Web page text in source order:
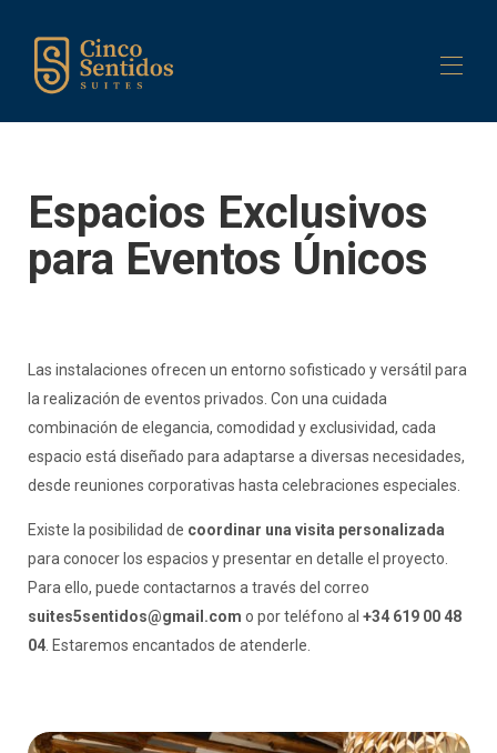
Suites ▾
Servicios
Contáctenos
Espacios Exclusivos
para Eventos Únicos
Las instalaciones ofrecen un entorno sofisticado y versátil para
la realización de eventos privados. Con una cuidada
combinación de elegancia, comodidad y exclusividad, cada
espacio está diseñado para adaptarse a diversas necesidades,
desde reuniones corporativas hasta celebraciones especiales.
Existe la posibilidad de coordinar una visita personalizada
para conocer los espacios y presentar en detalle el proyecto.
Para ello, puede contactarnos a través del correo
suites5sentidos@gmail.com o por teléfono al +34 619 00 48
04. Estaremos encantados de atenderle.